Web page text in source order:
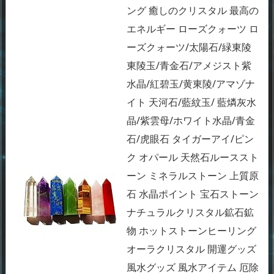
ング 癒しのクリスタル 最高の
エネルギー ローズクォーツ ロ
ーズクォーツ/太陽石/緑東陵
東陵玉/青金石/アメジスト紫
水晶/紅碧玉/黄東陵/アマゾナ
イト 天河石/藍紋玉/ 藍燐灰水
晶/紫雲母/ホワイト水晶/青金
石/虎眼石 タイガーアイ/ピン
ク オパール 天然石ルーススト
ーン ミネラルストーン 上質原
石 水晶ポイント 宝石ストーン
ナチュラルクリスタル鉱石鉱
物 ホットストーンヒーリング
オーラクリスタル 開運グッズ
風水グッズ 風水アイテム 厄除